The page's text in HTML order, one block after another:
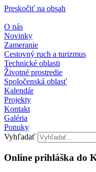
Preskočiť na obsah
O nás
Novinky
Zameranie
Cestovný ruch a turizmus
Technické oblasti
Životné prostredie
Spoločenská oblasť
Kalendár
Projekty
Kontakt
Galéria
Ponuky
Vyhľadať
Online prihláška do